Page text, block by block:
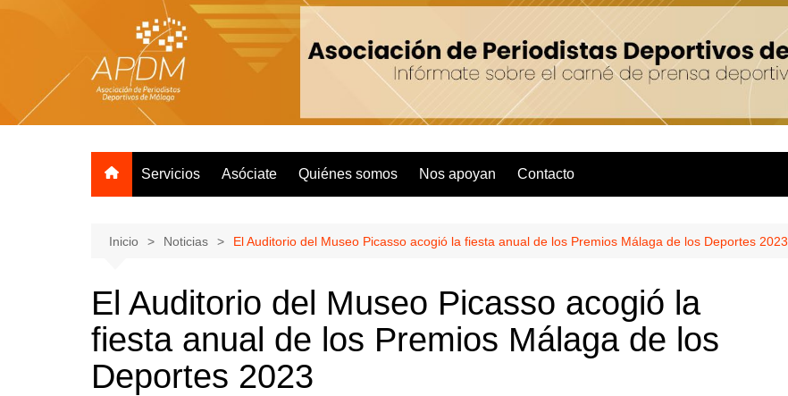
Servicios Asóciate Quiénes somos Nos apoyan Contacto
Inicio Noticias El Auditorio del Museo Picasso acogió la fiesta anual de los Premios Málaga de los Deportes 2023
El Auditorio del Museo Picasso acogió la
fiesta anual de los Premios Málaga de los
Deportes 2023